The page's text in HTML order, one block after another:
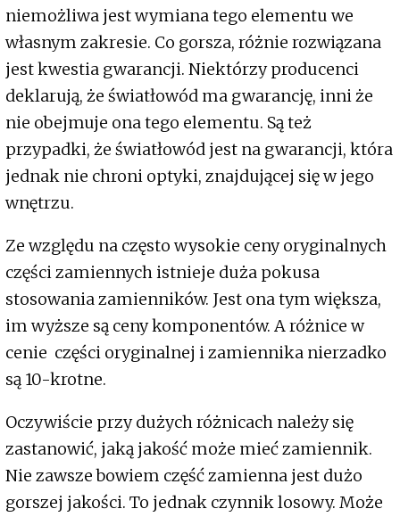
niemożliwa jest wymiana tego elementu we
własnym zakresie. Co gorsza, różnie rozwiązana
jest kwestia gwarancji. Niektórzy producenci
deklarują, że światłowód ma gwarancję, inni że
nie obejmuje ona tego elementu. Są też
przypadki, że światłowód jest na gwarancji, która
jednak nie chroni optyki, znajdującej się w jego
wnętrzu.
Ze względu na często wysokie ceny oryginalnych
części zamiennych istnieje duża pokusa
stosowania zamienników. Jest ona tym większa,
im wyższe są ceny komponentów. A różnice w
cenie części oryginalnej i zamiennika nierzadko
są 10-krotne.
Oczywiście przy dużych różnicach należy się
zastanowić, jaką jakość może mieć zamiennik.
Nie zawsze bowiem część zamienna jest dużo
gorszej jakości. To jednak czynnik losowy. Może